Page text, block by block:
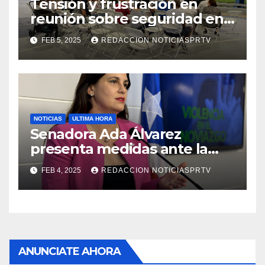
Tensión y frustración en
reunión sobre seguridad en
Reparto Metropolitano
FEB 5, 2025 REDACCION NOTICIASPRTV
NOTICIAS ULTIMA HORA
Senadora Ada Álvarez
presenta medidas ante la
violencia en el noviazgo
FEB 4, 2025 REDACCION NOTICIASPRTV
ANUNCIATE AHORA